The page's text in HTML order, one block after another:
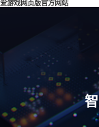
爱游戏网页版官方网站